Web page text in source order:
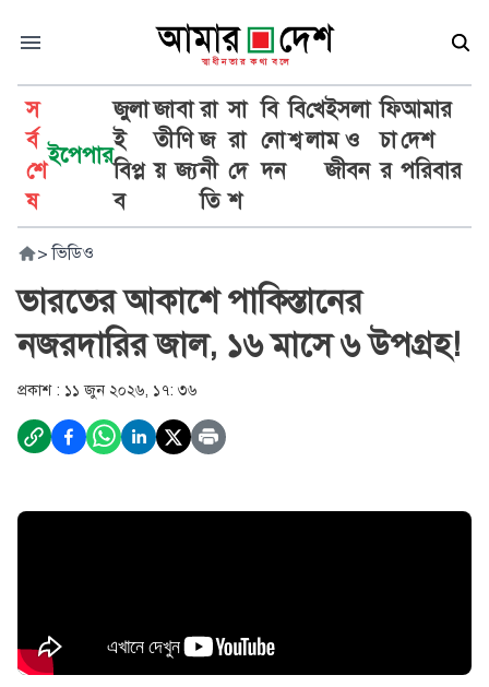
স
র্ব
শে
ষ
ইপেপার
জুলা
ই
বিপ্ল
ব
জা
তী
য়
বা
ণি
জ্য
রা
জ
নী
তি
সা
রা
দে
শ
বি
নো
দন
বি
শ্ব
খে
লা
ইসলা
ম ও
জীবন
ফি
চা
র
আমার
দেশ
পরিবার
> ভিডিও
ভারতের আকাশে পাকিস্তানের
নজরদারির জাল, ১৬ মাসে ৬ উপগ্রহ!
প্রকাশ : ১১ জুন ২০২৬, ১৭: ৩৬